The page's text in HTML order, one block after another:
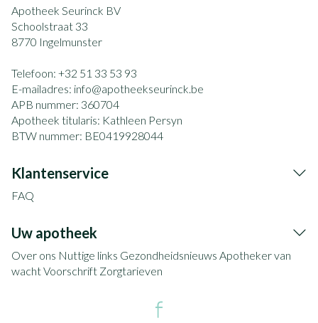
Apotheek Seurinck BV
Schoolstraat 33
8770 Ingelmunster
Telefoon: +32 51 33 53 93
E-mailadres: info@apotheekseurinck.be
APB nummer: 360704
Apotheek titularis: Kathleen Persyn
BTW nummer: BE0419928044
Klantenservice
FAQ
Uw apotheek
Over ons Nuttige links Gezondheidsnieuws Apotheker van
wachtVoorschrift Zorgtarieven